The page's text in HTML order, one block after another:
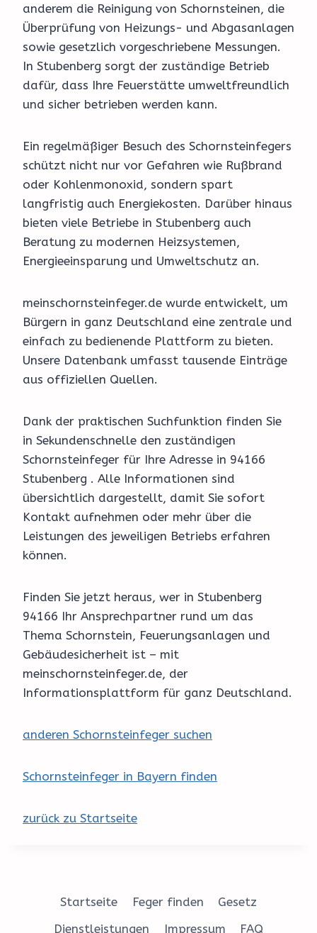
anderem die Reinigung von Schornsteinen, die
Überprüfung von Heizungs- und Abgasanlagen
sowie gesetzlich vorgeschriebene Messungen.
In Stubenberg sorgt der zuständige Betrieb
dafür, dass Ihre Feuerstätte umweltfreundlich
und sicher betrieben werden kann.
Ein regelmäßiger Besuch des Schornsteinfegers
schützt nicht nur vor Gefahren wie Rußbrand
oder Kohlenmonoxid, sondern spart
langfristig auch Energiekosten. Darüber hinaus
bieten viele Betriebe in Stubenberg auch
Beratung zu modernen Heizsystemen,
Energieeinsparung und Umweltschutz an.
meinschornsteinfeger.de wurde entwickelt, um
Bürgern in ganz Deutschland eine zentrale und
einfach zu bedienende Plattform zu bieten.
Unsere Datenbank umfasst tausende Einträge
aus offiziellen Quellen.
Dank der praktischen Suchfunktion finden Sie
in Sekundenschnelle den zuständigen
Schornsteinfeger für Ihre Adresse in 94166
Stubenberg . Alle Informationen sind
übersichtlich dargestellt, damit Sie sofort
Kontakt aufnehmen oder mehr über die
Leistungen des jeweiligen Betriebs erfahren
können.
Finden Sie jetzt heraus, wer in Stubenberg
94166 Ihr Ansprechpartner rund um das
Thema Schornstein, Feuerungsanlagen und
Gebäudesicherheit ist – mit
meinschornsteinfeger.de, der
Informationsplattform für ganz Deutschland.
anderen Schornsteinfeger suchen
Schornsteinfeger in Bayern finden
zurück zu Startseite
Startseite Feger finden
Gesetz
Dienstleistungen
Impressum FAQ